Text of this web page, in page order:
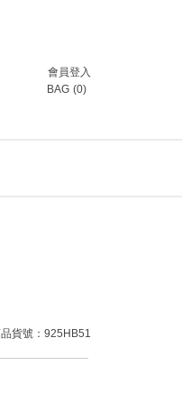
會員登入
BAG (0)
貨號：925HB51